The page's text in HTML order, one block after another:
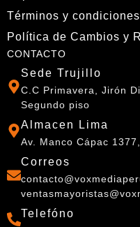
Términos y condiciones
Política de Cambios y
CONTACTO
Sede Trujillo
C.C Primavera, Jirón
Segundo piso
Almacen Lima
Av. Manco Cápac
Correos
Telefóno